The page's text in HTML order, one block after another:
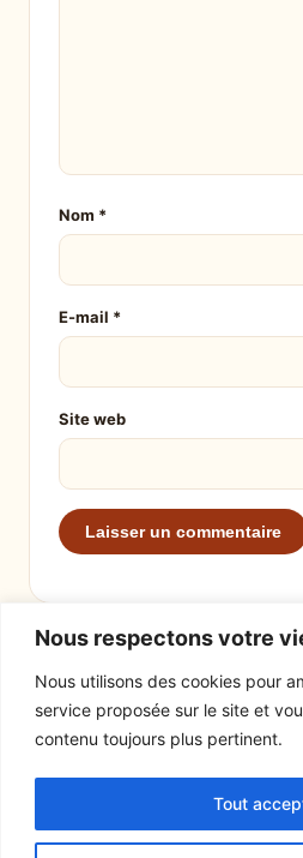
Nous respectons votre
Nous utilisons des cookies pour
service proposée sur le site et
contenu toujours plus pertinent.
Tout
Nom *
E-mail *
Site web